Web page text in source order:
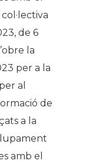
de 6
la
per a la
al
de
a la
amb el